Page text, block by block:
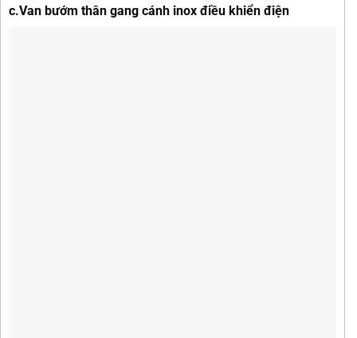
c.Van bướm thân gang cánh inox điều khiển điện